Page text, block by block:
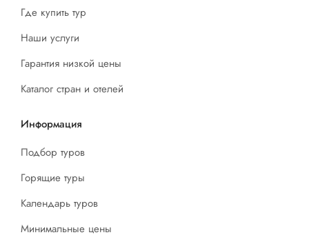
Где купить тур
Наши услуги
Гарантия низкой цены
Каталог стран и отелей
Информация
Подбор туров
Горящие туры
Календарь туров
Минимальные цены